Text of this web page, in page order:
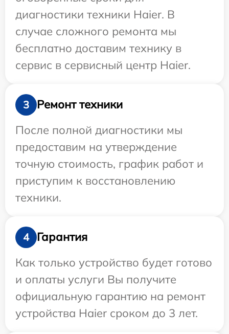
диагностики техники Haier. В
случае сложного ремонта мы
бесплатно доставим технику в
сервис в сервисный центр Haier.
3
Ремонт техники
После полной диагностики мы
предоставим на утверждение
точную стоимость, график работ и
приступим к восстановлению
техники.
4
Гарантия
Как только устройство будет готово
и оплаты услуги Вы получите
официальную гарантию на ремонт
устройства Haier сроком до 3 лет.